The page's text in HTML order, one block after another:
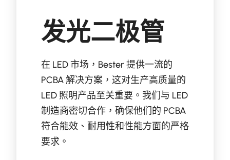
发光二极管
在 LED 市场，Bester 提供一流的
PCBA 解决方案，这对生产高质量的
LED 照明产品至关重要。我们与 LED
制造商密切合作，确保他们的 PCBA
符合能效、耐用性和性能方面的严格
要求。